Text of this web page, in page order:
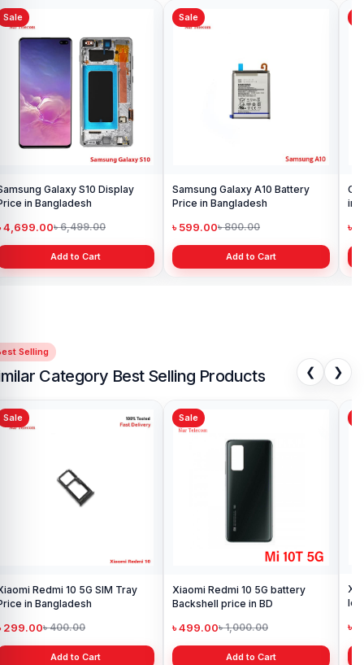
Sale
Galaxy S10 Display
in Bangladesh
4,699.00৳ 6,499.00
Add to Cart
Sale
Samsung Galaxy A10 Battery
Price in Bangladesh
৳ 599.00৳ 800.00
Add to Cart
in
৳
Selling
Category Best Selling Products ❮ ❯
Sale
Redmi 10 5G SIM Tray
in Bangladesh
299.00৳ 400.00
Add to Cart
Sale
Xiaomi Redmi 10 5G battery
Backshell price in BD
৳ 499.00৳ 1,000.00
Add to Cart
৳